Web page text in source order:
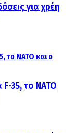
για χρέη
F-35, το ΝΑΤΟ